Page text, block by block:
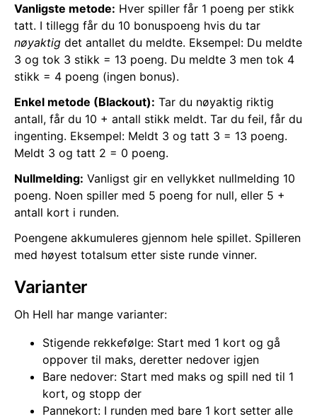
Vanligste metode: Hver spiller får 1 poeng per stikk
tatt. I tillegg får du 10 bonuspoeng hvis du tar
nøyaktig det antallet du meldte. Eksempel: Du meldte
3 og tok 3 stikk = 13 poeng. Du meldte 3 men tok 4
stikk = 4 poeng (ingen bonus).
Enkel metode (Blackout): Tar du nøyaktig riktig
antall, får du 10 + antall stikk meldt. Tar du feil, får du
ingenting. Eksempel: Meldt 3 og tatt 3 = 13 poeng.
Meldt 3 og tatt 2 = 0 poeng.
Nullmelding: Vanligst gir en vellykket nullmelding 10
poeng. Noen spiller med 5 poeng for null, eller 5 +
antall kort i runden.
Poengene akkumuleres gjennom hele spillet. Spilleren
med høyest totalsum etter siste runde vinner.
Varianter
Oh Hell har mange varianter:
Stigende rekkefølge: Start med 1 kort og gå
oppover til maks, deretter nedover igjen
Bare nedover: Start med maks og spill ned til 1
kort, og stopp der
Pannekort: I runden med bare 1 kort setter alle